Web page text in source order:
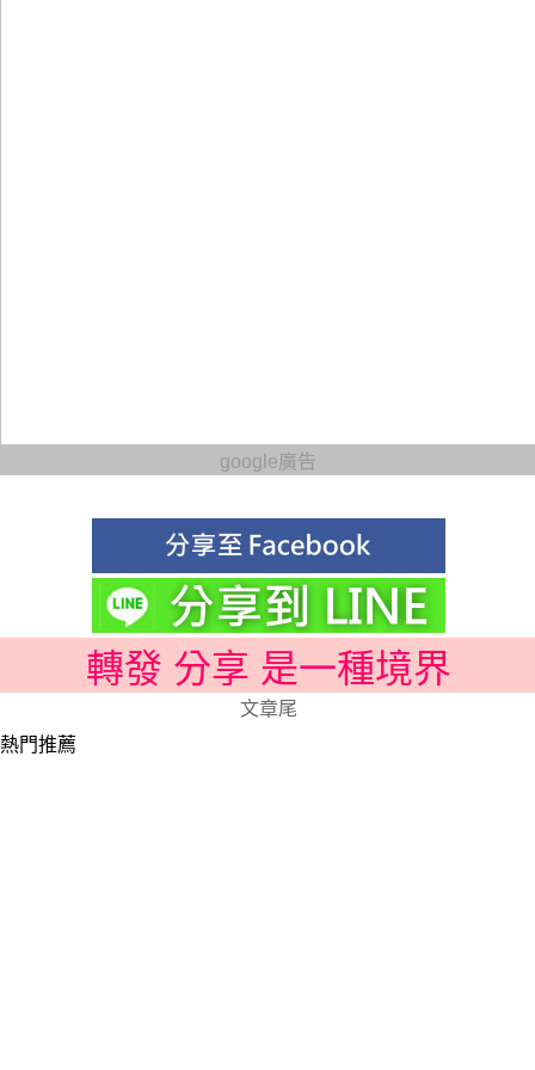
google廣告
轉發 分享 是一種境界
文章尾
熱門推薦